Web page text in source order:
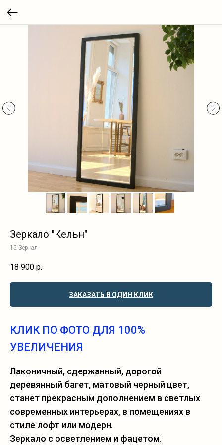
Зеркало "Кельн"
15 Зеркал
18 900 р.
ЗАКАЗАТЬ В ОДИН КЛИК
КЛИК ПО ФОТО ДЛЯ 100%
УВЕЛИЧЕНИЯ
Лаконичный, сдержанный, дорогой
деревянный багет, матовый черный цвет,
станет прекрасным дополнением в светлых
современных интерьерах, в помещениях в
стиле лофт или модерн.
Зеркало с осветлением и фацетом.